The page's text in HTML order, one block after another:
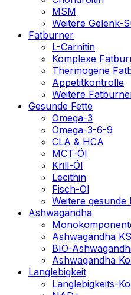
MSM
Weitere Gelenk-
Fatburner
L-Carnitin
Komplexe
Thermogene
Appetitkontrolle
Weitere
Gesunde Fette
Omega-3
Omega-3-6-9
CLA & HCA
MCT-Öl
Krill-Öl
Lecithin
Fisch-Öl
Weitere gesunde
Ashwagandha
Ashwagandha
BIO-
Ashwagandha
Langlebigkeit
Langlebigkeits-